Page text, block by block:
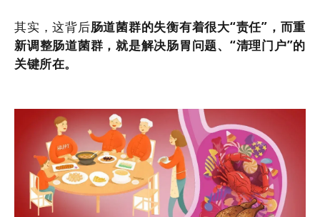
其实，这背后肠道菌群的失衡有着很大“责任”，而重
新调整肠道菌群，就是解决肠胃问题、“清理门户”的
关键所在。